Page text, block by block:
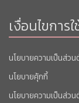
เงื่อนไขการ
นโยบายความเป็นส่วน
นโยบายคุ้กกี้
นโยบายความเป็นส่ว